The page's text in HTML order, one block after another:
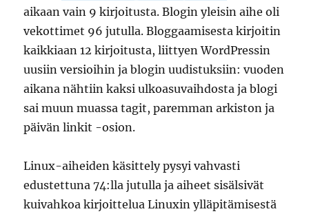
aikaan vain 9 kirjoitusta. Blogin yleisin aihe oli
vekottimet 96 jutulla. Bloggaamisesta kirjoitin
kaikkiaan 12 kirjoitusta, liittyen WordPressin
uusiin versioihin ja blogin uudistuksiin: vuoden
aikana nähtiin kaksi ulkoasuvaihdosta ja blogi
sai muun muassa tagit, paremman arkiston ja
päivän linkit -osion.
Linux-aiheiden käsittely pysyi vahvasti
edustettuna 74:lla jutulla ja aiheet sisälsivät
kuivahkoa kirjoittelua Linuxin ylläpitämisestä